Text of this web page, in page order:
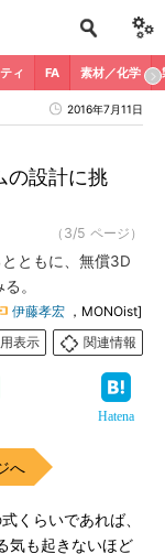
ィ FA 素材／化学
2016年7月11日
の設計に挑
（3/5 ページ）
ともに、無償3D
。
伊藤孝宏 ，MONOist]
表示
関連情報
Hatena
へ
くらいであれば、
気も起きないほど